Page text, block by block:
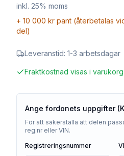
inkl. 25% moms
+ 10 000 kr pant (återbetalas
del)
Leveranstid: 1-3 arbetsdagar
Fraktkostnad visas i
Ange fordonets uppgifter
För att säkerställa att delen
reg.nr eller VIN.
Registreringsnummer